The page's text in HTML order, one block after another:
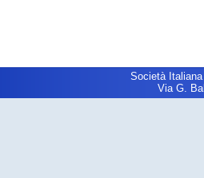
Società
Via G.